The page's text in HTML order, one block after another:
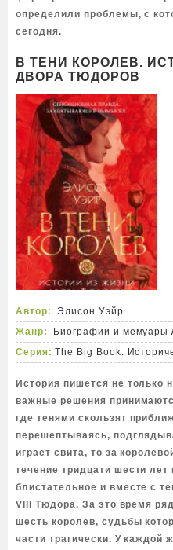
определили проблемы, с
сегодня.
В ТЕНИ КОРОЛЕВ.
ДВОРА ТЮДОРОВ
Автор:
Элисон Уэйр
Жанр:
Биографии и мемуары
Серия: The Big Book.
История пишется не только
важные решения
где тенями скользят
перешептываясь,
играет свита, то за
течение тридцати шести
блистательное и вместе с
VIII Тюдора. За это время
шесть королев, судьбы
части трагически. У каждой